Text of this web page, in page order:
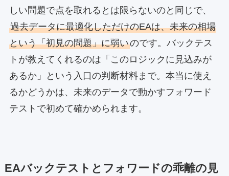
しい問題で点を取れるとは限らないのと同じで、
過去データに最適化しただけのEAは、未来の相場
という「初見の問題」に弱いのです。バックテス
トが教えてくれるのは「このロジックに見込みが
あるか」という入口の判断材料まで。本当に使え
るかどうかは、未来のデータで動かすフォワード
テストで初めて確かめられます。
EAバックテストとフォワードの乖離の見